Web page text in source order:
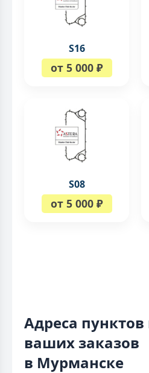
S16
от 5 000 ₽
S08
от 5 000 ₽
Адреса
ваших заказов
в Мурманске